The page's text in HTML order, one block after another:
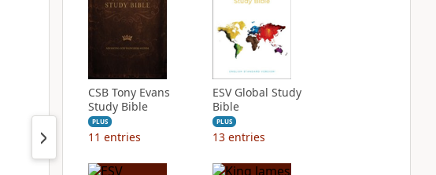
CSB Tony Evans
Study Bible
PLUS
11 entries
ESV Global Study
Bible
PLUS
13 entries